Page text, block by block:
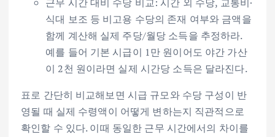
식대 보조 등 비고용 수당의 존재 여부와 금액을
함께 계산해 실제 주당/월당 소득을 추정하라.
예를 들어 기본 시급이 1만 원이어도 야간 가산
이 2천 원이라면 실제 시간당 소득은 달라진다.
표로 간단히 비교해보면 시급 규모와 수당 구성이 반
영될 때 실제 수령액이 어떻게 변하는지 직관적으로
확인할 수 있다. 이때 동일한 근무 시간에서의 차이를